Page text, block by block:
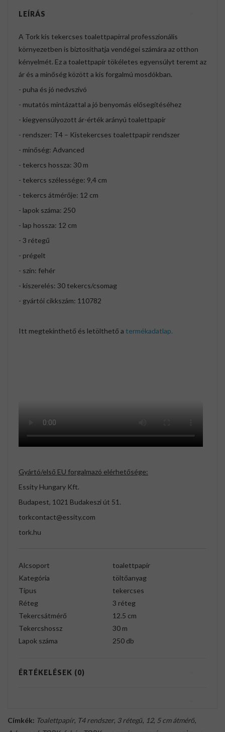
LEÍRÁS
A Tork kis tekercses toalettpapírral professzionális
környezetben is biztosíthatja vendégei számára az otthon
kényelmét. Ez a toalettpapír tökéletes egyensúlyt teremt az
ár és a minőség között a kis forgalmú mosdókban.
- puha és jó nedvszívó
- mutatós mintázattal a jó benyomás elősegítéséhez
- kiegyensúlyozott ár-érték arányú toalettpapír
- rendszer: T4 – Kistekercses toalettpapír rendszer
- minőség: Advanced
- tekercs hossza: 30 m
- tekercs szélessége: 9,4 cm
- tekercs átmérője: 12 cm
- lapok száma: 250
- lap hossza: 12 cm
- 3 rétegű
- prégelt
- szín: fehér
- kiszerelés: 30 tekercs/csomag
- gyártói cikkszám: 110782
Itt megtekinthető és letölthető a termékadatlap.
Gyártó/első EU forgalmazó elérhetősége:
Essity Hungary Kft.
Budapest, 1021 Budakeszi út 51.
torkcontact@essity.com
tork.hu
Alcsoport
toalettpapír
Kategória
töltőanyag
Típus
tekercses
Réteg
3 réteg
Tekercsátmérő
12.5 cm
Tekercshossz
30 m
Lapok száma
250 db
ÉRTÉKELÉSEK (0)
Címkék: Toalettpapír, T4 rendszer, 3 rétegű, 12, 5 cm átmérő,